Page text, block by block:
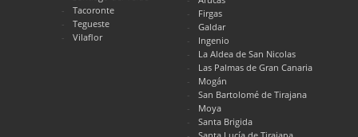
Tacoronte
Tegueste
Vilaflor
Firgas
Galdar
Ingenio
La Aldea de San Nicolas
Las Palmas de Gran Canaria
Mogán
San Bartolomé de Tirajana
Moya
Santa Brigida